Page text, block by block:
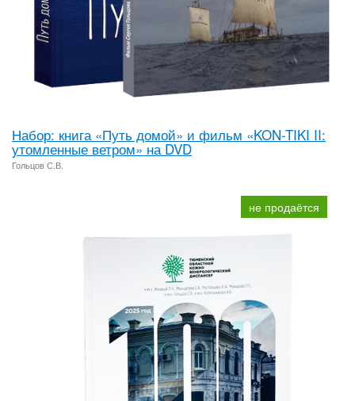
Набор: книга «Путь домой» и фильм «KON-TIKI II:
утомленные ветром» на DVD
Гольцов С.В.
не продаётся